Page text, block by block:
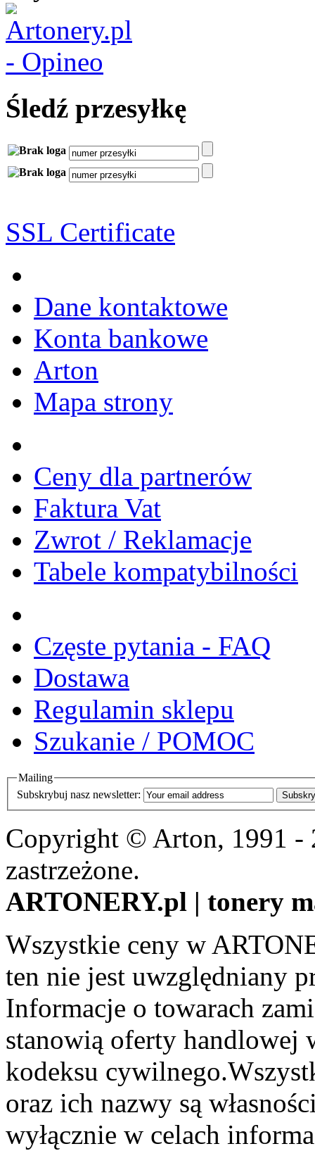
Śledź przesyłkę
SSL Certificate
Dane kontaktowe
Konta bankowe
Arton
Mapa strony
Ceny dla partnerów
Faktura Vat
Zwrot / Reklamacje
Tabele kompatybilności
Częste pytania - FAQ
Dostawa
Regulamin sklepu
Szukanie / POMOC
Mailing
Subskrybuj nasz newsletter:
Copyright © Arton, 1991 -
zastrzeżone.
ARTONERY.pl | tonery
Wszystkie ceny w
ten nie jest uwzględniany
Informacje o towarach
stanowią oferty
kodeksu
oraz ich nazwy są
wyłącznie w celach